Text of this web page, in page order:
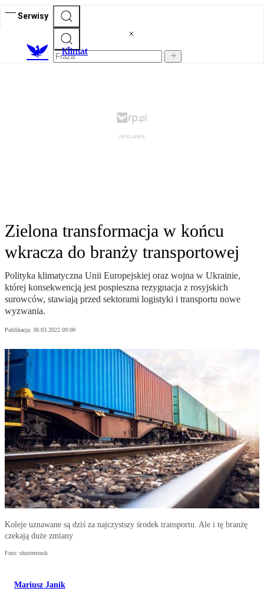
Serwisy
Klimat
Zielona transformacja w końcu
wkracza do branży transportowej
Polityka klimatyczna Unii Europejskiej oraz wojna w Ukrainie,
której konsekwencją jest pospieszna rezygnacja z rosyjskich
surowców, stawiają przed sektorami logistyki i transportu nowe
wyzwania.
Publikacja: 30.03.2022 09:00
Koleje uznawane są dziś za najczystszy środek transportu. Ale i tę branżę
czekają duże zmiany
Foto: shutterstock
Mariusz Janik